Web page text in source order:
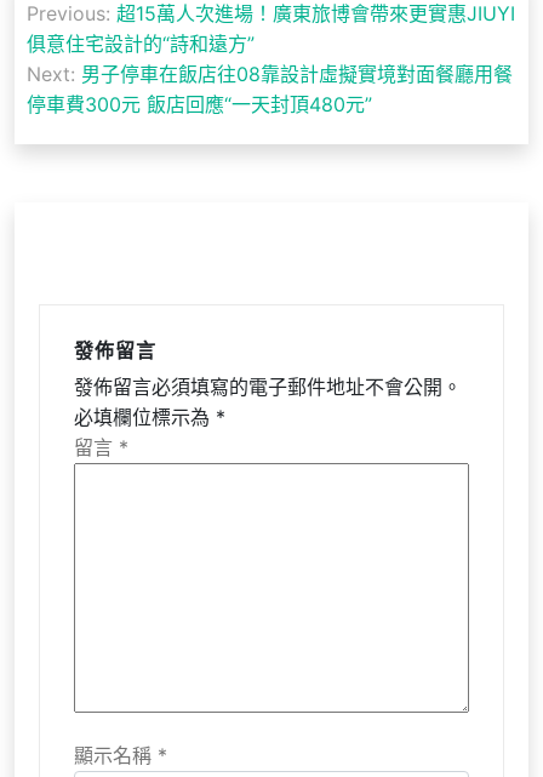
章
導
覽
Previous: 超15萬人次進場！廣東旅博會帶來更實惠JIUYI
俱意住宅設計的“詩和遠方”
Next: 男子停車在飯店往08靠設計虛擬實境對面餐廳用餐
停車費300元 飯店回應“一天封頂480元”
發佈留言
發佈留言必須填寫的電子郵件地址不會公開。
必填欄位標示為 *
留言 *
顯示名稱 *